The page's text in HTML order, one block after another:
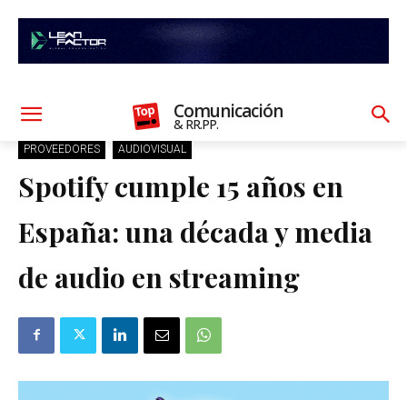
Comunicación
& RR.PP.
PROVEEDORES AUDIOVISUAL
Spotify cumple 15 años en
España: una década y media
de audio en streaming